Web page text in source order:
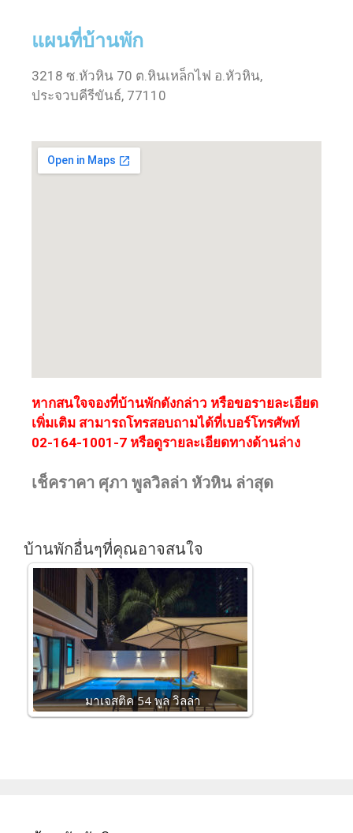
แผนที่บ้านพัก
3218 ซ.หัวหิน 70 ต.หินเหล็กไฟ อ.หัวหิน,
ประจวบคีรีขันธ์, 77110
หากสนใจจองที่บ้านพักดังกล่าว หรือขอรายละเอียด
เพิ่มเติม สามารถโทรสอบถามได้ที่เบอร์โทรศัพท์
02-164-1001-7 หรือดูรายละเอียดทางด้านล่าง
เช็คราคา ศุภา พูลวิลล่า หัวหิน ล่าสุด
บ้านพักอื่นๆที่คุณอาจสนใจ
มาเจสติค 54 พูล วิลล่า